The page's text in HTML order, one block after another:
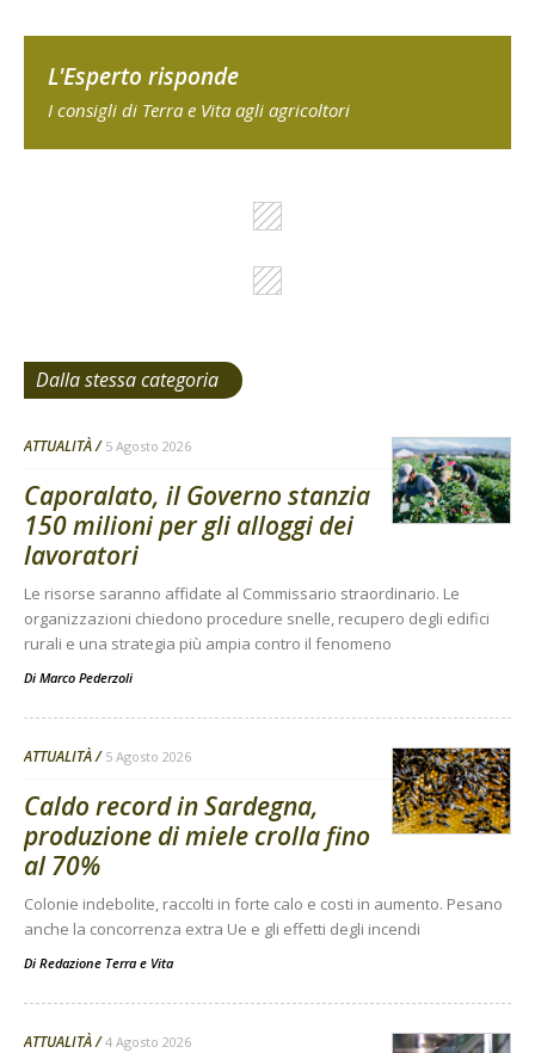
L'Esperto risponde
I consigli di Terra e Vita agli agricoltori
Dalla stessa categoria
ATTUALITÀ 5 Agosto 2026
Caporalato, il Governo stanzia
150 milioni per gli alloggi dei
lavoratori
Le risorse saranno affidate al Commissario straordinario. Le
organizzazioni chiedono procedure snelle, recupero degli edifici
rurali e una strategia più ampia contro il fenomeno
Di Marco Pederzoli
ATTUALITÀ 5 Agosto 2026
Caldo record in Sardegna,
produzione di miele crolla fino
al 70%
Colonie indebolite, raccolti in forte calo e costi in aumento. Pesano
anche la concorrenza extra Ue e gli effetti degli incendi
Di Redazione Terra e Vita
ATTUALITÀ 4 Agosto 2026